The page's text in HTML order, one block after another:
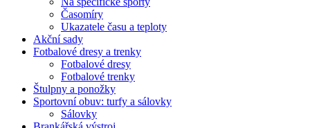
Časomíry
Ukazatele času a teploty
Akční sady
Fotbalové dresy a trenky
Fotbalové dresy
Fotbalové trenky
Štulpny a ponožky
Sportovní obuv: turfy a sálovky
Sálovky